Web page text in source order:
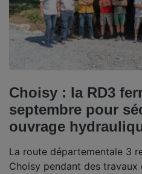
Choisy : la RD3
septembre pour
ouvrage
La route départementale 3
Choisy pendant des travaux